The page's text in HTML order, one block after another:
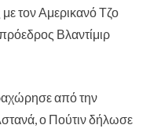
με τον Αμερικανό Τζο
Βλαντίμιρ
από την
ο Πούτιν δήλωσε